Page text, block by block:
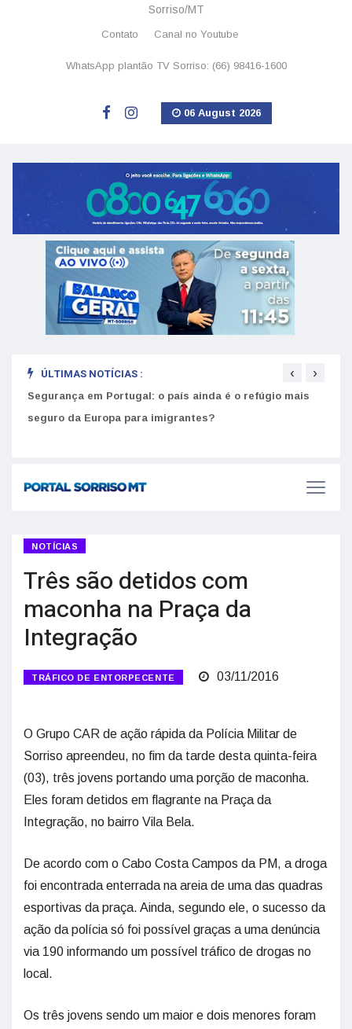
Sorriso/MT
Contato Canal no Youtube
WhatsApp plantão TV Sorriso: (66) 98416-1600
06 August 2026
ÚLTIMAS NOTÍCIAS :
Segurança em Portugal: o país ainda é o refúgio mais
seguro da Europa para imigrantes?
‹ ›
NOTÍCIAS
Três são detidos com
maconha na Praça da
Integração
TRÁFICO DE ENTORPECENTE 03/11/2016
O Grupo CAR de ação rápida da Polícia Militar de
Sorriso apreendeu, no fim da tarde desta quinta-feira
(03), três jovens portando uma porção de maconha.
Eles foram detidos em flagrante na Praça da
Integração, no bairro Vila Bela.
De acordo com o Cabo Costa Campos da PM, a droga
foi encontrada enterrada na areia de uma das quadras
esportivas da praça. Ainda, segundo ele, o sucesso da
ação da polícia só foi possível graças a uma denúncia
via 190 informando um possível tráfico de drogas no
local.
Os três jovens sendo um maior e dois menores foram